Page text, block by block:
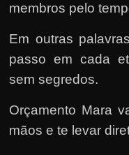
membros pelo
Em outras
passo em cada
sem segredos.
Orçamento Mara
mãos e te levar